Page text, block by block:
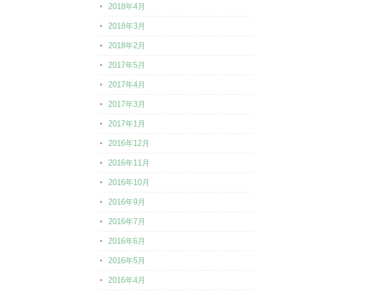
2018年4月
2018年3月
2018年2月
2017年5月
2017年4月
2017年3月
2017年1月
2016年12月
2016年11月
2016年10月
2016年9月
2016年7月
2016年6月
2016年5月
2016年4月